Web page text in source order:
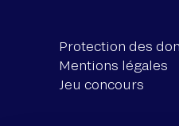
Protection des
Mentions légales
Jeu concours